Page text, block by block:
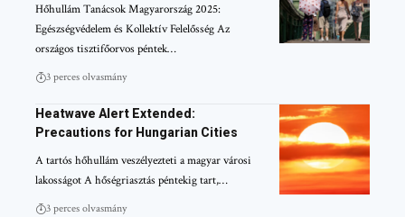
Hőhullám Tanácsok Magyarország 2025:
Egészségvédelem és Kollektív Felelősség Az
országos tisztifőorvos péntek…
3 perces olvasmány
Heatwave Alert Extended:
Precautions for Hungarian Cities
A tartós hőhullám veszélyezteti a magyar városi
lakosságot A hőségriasztás péntekig tart,…
3 perces olvasmány